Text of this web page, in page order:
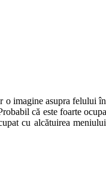
imagine asupra felului în
că este foarte
cu alcătuirea